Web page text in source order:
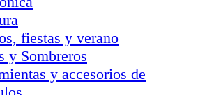
fiestas y verano
y Sombreros
y accesorios de